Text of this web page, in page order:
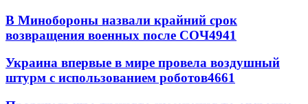
В Минобороны назвали крайний срок
возвращения военных после СОЧ4941
Украина впервые в мире провела воздушный
штурм с использованием роботов4661